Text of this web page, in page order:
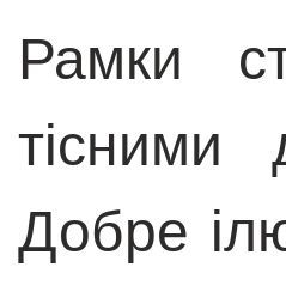
Рамки
тісними
Добре